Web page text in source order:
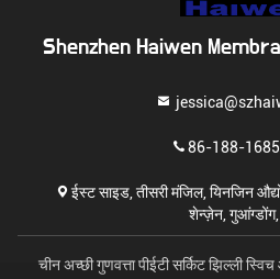
Shenzhen Haiwen
86-188-
ईस्ट साइड, तीसरी मंजिल, यिनजिन
शेन्ज़ेन, गुआंग्डोंग,
चीन अच्छी गुणवत्ता पीईटी सर्किट झिल्ली